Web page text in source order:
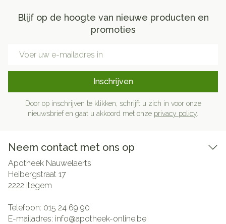
Blijf op de hoogte van nieuwe producten en
promoties
Inschrijven
Door op inschrijven te klikken, schrijft u zich in voor onze
nieuwsbrief en gaat u akkoord met onze privacy policy
Neem contact met ons op
Apotheek Nauwelaerts
Heibergstraat 17
2222 Itegem
Telefoon: 015 24 69 90
E-mailadres: info@apotheek-online.be